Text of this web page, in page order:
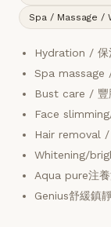
Spa / Massage /
Hydration / 保
Spa massage
Bust care / 豐
Face
Hair removal /
Whitening/
Aqua pure注
Genius舒緩鎮